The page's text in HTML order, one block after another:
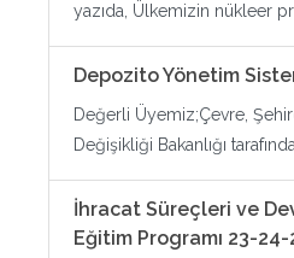
yazıda, Ülkemizin nükleer
Depozito Yönetim
Değerli Üyemiz;Çevre,
Değişikliği Bakanlığı
İhracat Süreçleri ve
Eğitim Programı 23-24-